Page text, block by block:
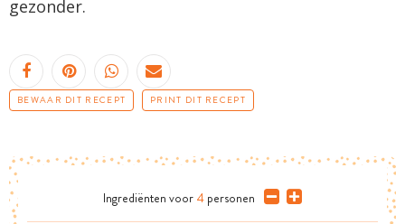
gezonder.
BEWAAR DIT RECEPT PRINT DIT RECEPT
Ingrediënten voor 4 personen